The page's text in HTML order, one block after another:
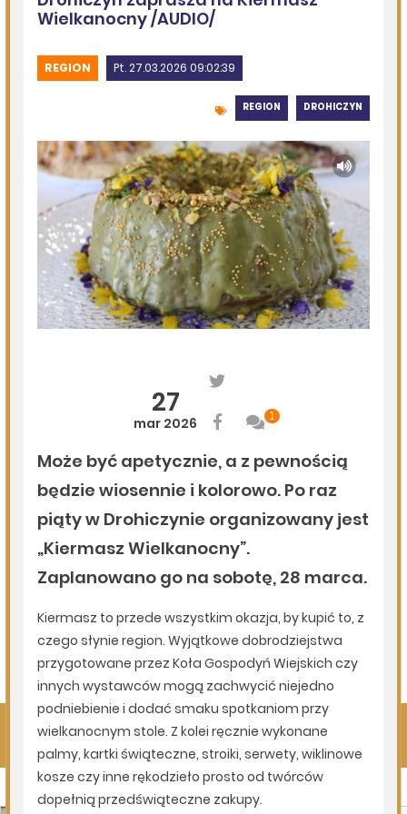
XIV Siemiatycze Flow Festiwal 2026
DZISIEJSZY Podlasie24
09.08.2026 Gmina Dziadkowice
BITWA SOŁECTW – już można zgłaszać drużyny
09.08.2026 Podlasie24
Coraz mniej kilometrów do Częstochowy, coraz więcej
pielgrzymów na trasie. Ósmy dzień Pieszej Pielgrzymki
Drohiczyńskiej
Przebudowa drogi dojazdowej do pól
Kolejna dotacja dla OSP
08.08.2026 Podlasie24
Siódmy dzień Pieszej Pielgrzymki Drohiczyńskiej.
Wytrwałość, modlitwa i droga ku Jasnej Górze /AUDIO/
08.08.2026 Miejska Biblioteka Publiczna w Siemiatyczach
„Historie blisko ludzi – Podlaskie inspiracje”
Pokaż więcej
Kliknij, by wyświetlić wszystkie artykuły
Na sygnale